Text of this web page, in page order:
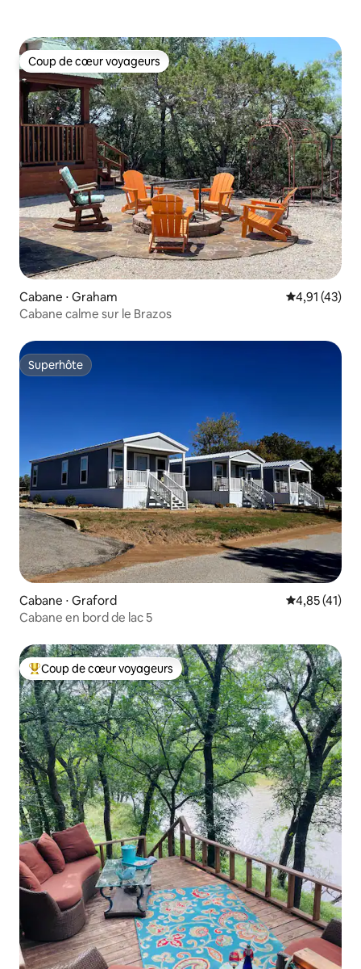
Coup de cœur voyageurs
Coup de cœur voyageurs
Cabane ⋅ Graham Évaluation
4,91 (43)
Cabane calme sur le Brazos
Superhôte
Superhôte
Cabane ⋅ Graford Évaluation
4,85 (41)
Cabane en bord de lac 5
Coups de cœur voyageurs les plus appréciés
Coup de cœur voyageurs